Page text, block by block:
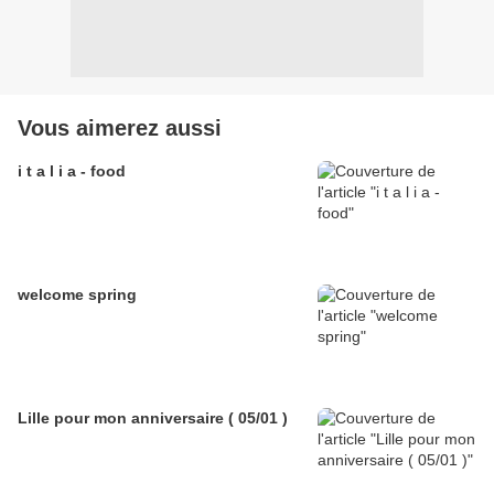
Vous aimerez aussi
i t a l i a - food
welcome spring
Lille pour mon anniversaire ( 05/01 )